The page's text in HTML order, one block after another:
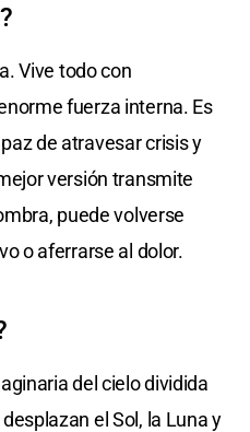
Vive todo con
fuerza interna. Es
de atravesar crisis y
versión transmite
puede volverse
o aferrarse al dolor.
del cielo dividida
el Sol, la Luna y